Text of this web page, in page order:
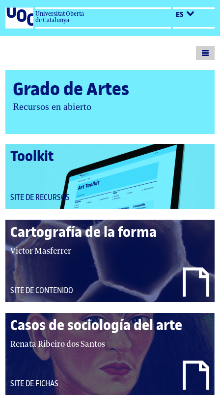
Universitat Oberta
de Catalunya
ES
Grado de Artes
Recursos en abierto
Toolkit
DEL
TIPO:
SITE DE RECURSOS
Cartografía de la forma
autor/autores:
Victor Masferrer
DEL
TIPO:
SITE DE CONTENIDO
Casos de sociología del arte
autor/autores:
Renata Ribeiro dos Santos
DEL
TIPO:
SITE DE FICHAS